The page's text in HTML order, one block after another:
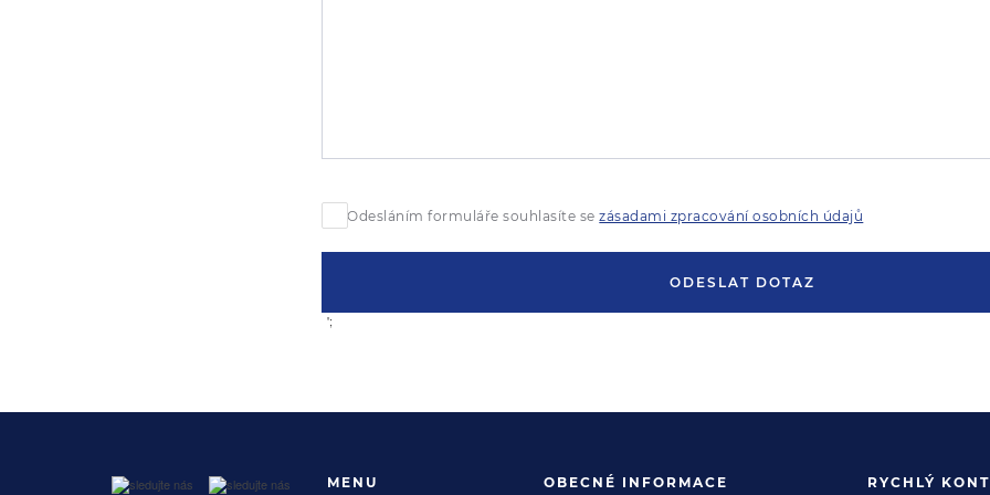
Odesláním formuláře souhlasíte sezásadami zpracování osobních údajů
ODESLAT DOTAZ
';
MENU OBECNÉ INFORMACE RYCHLÝ